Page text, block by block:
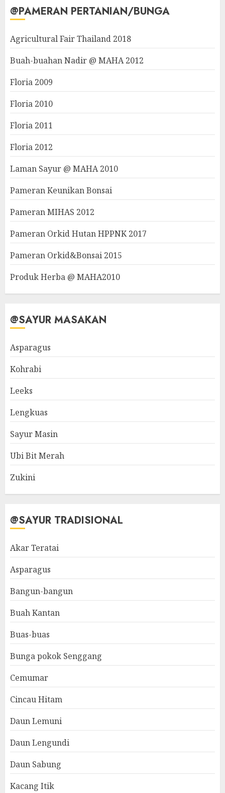
@PAMERAN PERTANIAN/BUNGA
Agricultural Fair Thailand 2018
Buah-buahan Nadir @ MAHA 2012
Floria 2009
Floria 2010
Floria 2011
Floria 2012
Laman Sayur @ MAHA 2010
Pameran Keunikan Bonsai
Pameran MIHAS 2012
Pameran Orkid Hutan HPPNK 2017
Pameran Orkid&Bonsai 2015
Produk Herba @ MAHA2010
@SAYUR MASAKAN
Asparagus
Kohrabi
Leeks
Lengkuas
Sayur Masin
Ubi Bit Merah
Zukini
@SAYUR TRADISIONAL
Akar Teratai
Asparagus
Bangun-bangun
Buah Kantan
Buas-buas
Bunga pokok Senggang
Cemumar
Cincau Hitam
Daun Lemuni
Daun Lengundi
Daun Sabung
Kacang Itik